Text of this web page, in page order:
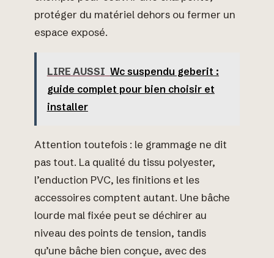
protéger du matériel dehors ou fermer un
espace exposé.
LIRE AUSSI Wc suspendu geberit :
guide complet pour bien choisir et
installer
Attention toutefois : le grammage ne dit
pas tout. La qualité du tissu polyester,
l’enduction PVC, les finitions et les
accessoires comptent autant. Une bâche
lourde mal fixée peut se déchirer au
niveau des points de tension, tandis
qu’une bâche bien conçue, avec des